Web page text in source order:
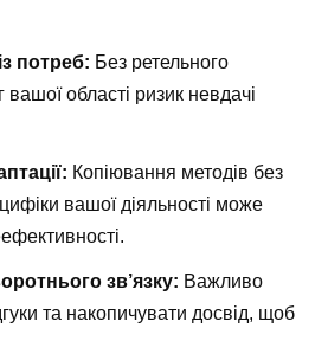
потреб: Без ретельного
області ризик невдачі
Копіювання методів без
вашої діяльності може
зв’язку: Важливо
та накопичувати досвід, щоб